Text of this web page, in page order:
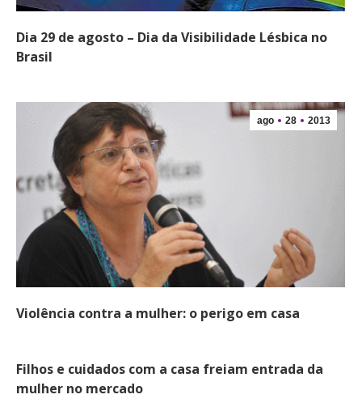
Dia 29 de agosto – Dia da Visibilidade Lésbica no
Brasil
ago 28 2013
Violência contra a mulher: o perigo em casa
Filhos e cuidados com a casa freiam entrada da
mulher no mercado